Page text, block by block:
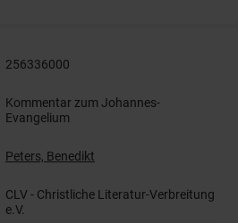
256336000
Kommentar zum Johannes-
Evangelium
Peters, Benedikt
CLV - Christliche Literatur-Verbreitung
e.V.